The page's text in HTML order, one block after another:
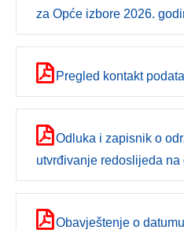
za Opće izbore 2026.
Pregled kontakt
Odluka i zapisnik o
utvrđivanje redoslijeda
Obavještenje o